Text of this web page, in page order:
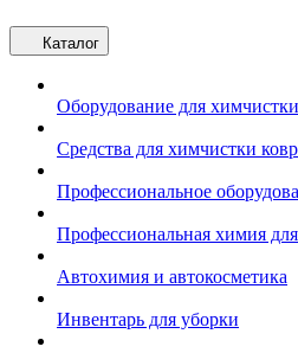
Каталог
Оборудование для
Средства для химчистки
Профессиональное
Профессиональная химия
Автохимия и автокосметика
Инвентарь для уборки